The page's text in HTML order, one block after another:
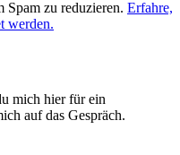
Spam zu reduzieren. Erfahre,
werden.
mich hier für ein
auf das Gespräch.